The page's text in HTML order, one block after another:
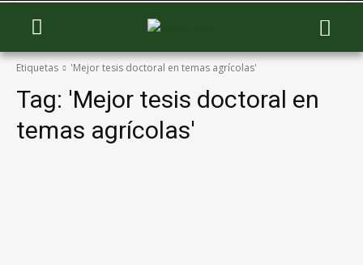
Etiquetas 'Mejor tesis doctoral en temas agrícolas'
Tag: 'Mejor tesis doctoral en
temas agrícolas'